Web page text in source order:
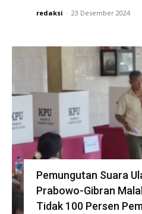
redaksi - 23 Desember 2024
Pemungutan Suara
Prabowo-Gibran
Tidak 100 Persen